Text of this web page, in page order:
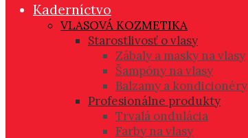
Kaderníctvo
VLASOVÁ KOZMETIKA
Starostlivosť o vlasy
Zábaly a masky na vlasy
Šampóny na vlasy
Balzamy a kondicionéry
Profesionálne produkty
Trvalá ondulácia
Farby na vlasy